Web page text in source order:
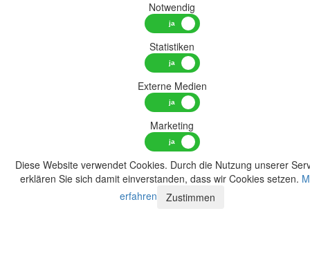
Notwendig
Statistiken
Externe Medien
Marketing
Diese Website verwendet Cookies. Durch die Nutzung unserer
erklären Sie sich damit einverstanden, dass wir Cookies setzen.
erfahren
Zustimmen